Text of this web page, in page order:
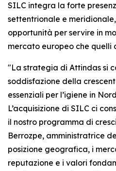
SILC integra la forte
settentrionale e
opportunità per servire in
mercato europeo che quelli
"La strategia di Attindas si
soddisfazione della
essenziali per l’igiene in
L’acquisizione di SILC ci
il nostro programma di
Berrozpe, amministratrice
posizione geografica, i
reputazione e i valori